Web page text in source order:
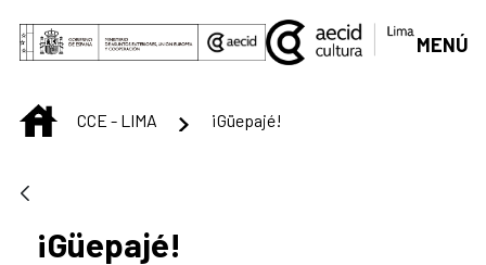
Saut au contenu principal
MENÚ
INICIOCCE - LIMA ¡Güepajé!
¡Güepajé!